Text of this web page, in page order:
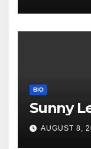
BIO
Sunny
AUGUST 8,